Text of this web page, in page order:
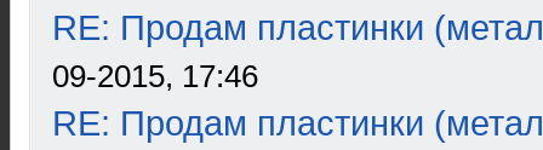
RE: Продам пластинки
09-2015, 17:46
RE: Продам пластинки